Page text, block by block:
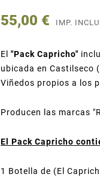
55,00 € IMP.
El "Pack Capricho"
ubicada en Castilseco
Viñedos propios a los
Producen las marcas
El Pack Capricho
1 Botella de (El